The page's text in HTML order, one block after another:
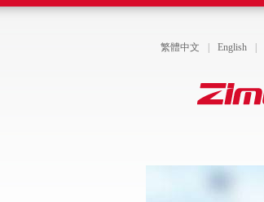
繁體中文 English